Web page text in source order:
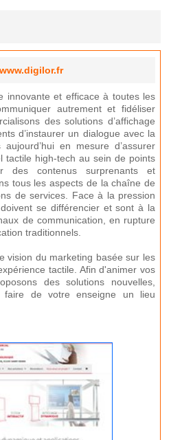
innovante et efficace à toutes les
autrement et fidéliser
des solutions d’affichage
d’instaurer un dialogue avec la
en mesure d’assurer
tactile high-tech au sein de points
des contenus surprenants et
tous les aspects de la chaîne de
de services. Face à la pression
se différencier et sont à la
de communication, en rupture
traditionnels.
vision du marketing basée sur les
tactile. Afin d'animer vos
des solutions nouvelles,
faire de votre enseigne un lieu